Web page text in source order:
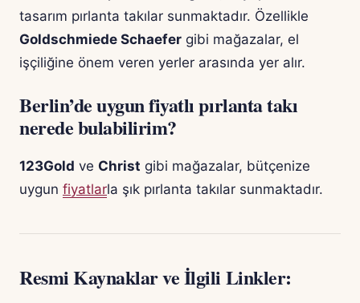
tasarım pırlanta takılar sunmaktadır. Özellikle
Goldschmiede Schaefer gibi mağazalar, el
işçiliğine önem veren yerler arasında yer alır.
Berlin’de uygun fiyatlı pırlanta takı
nerede bulabilirim?
123Gold ve Christ gibi mağazalar, bütçenize
uygun fiyatlarla şık pırlanta takılar sunmaktadır.
Resmi Kaynaklar ve İlgili Linkler: